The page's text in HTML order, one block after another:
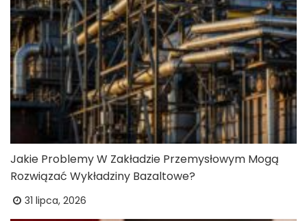
Jakie Problemy W Zakładzie Przemysłowym Mogą
Rozwiązać Wykładziny Bazaltowe?
31 lipca, 2026